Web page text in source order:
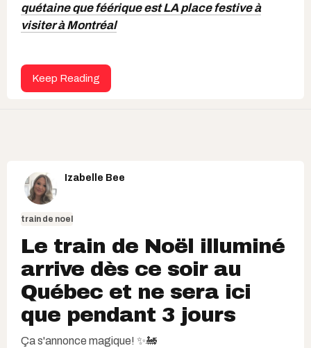
quétaine que féérique est LA place festive à
visiter à Montréal
Keep Reading
Izabelle Bee
train de noel
Le train de Noël illuminé
arrive dès ce soir au
Québec et ne sera ici
que pendant 3 jours
Ça s'annonce magique! ✨🚂